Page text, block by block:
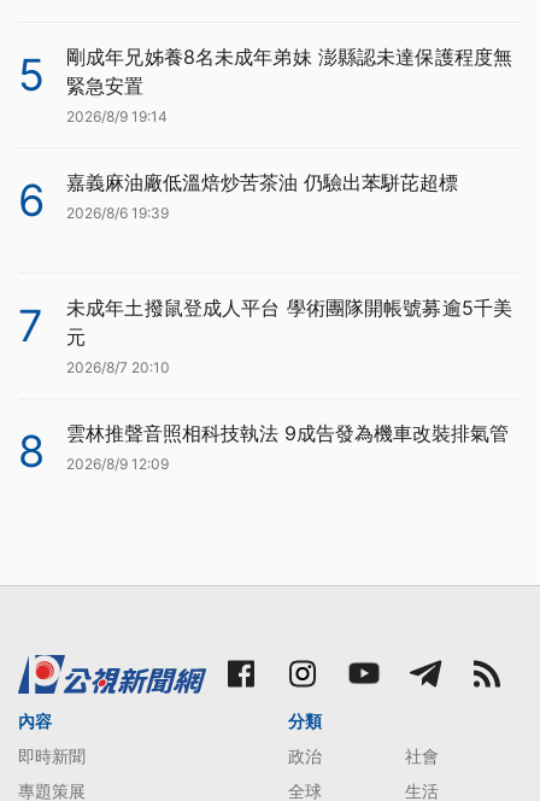
5
剛成年兄姊養8名未成年弟妹 澎縣認未達保護程度無
緊急安置
2026/8/9 19:14
6 嘉義麻油廠低溫焙炒苦茶油 仍驗出苯駢芘超標
2026/8/6 19:39
7
未成年土撥鼠登成人平台 學術團隊開帳號募逾5千美
元
2026/8/7 20:10
8 雲林推聲音照相科技執法 9成告發為機車改裝排氣管
2026/8/9 12:09
內容
即時新聞
專題策展
分類
政治
社會
全球
生活